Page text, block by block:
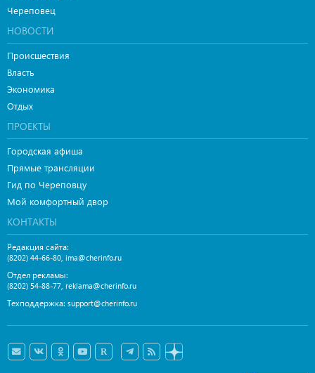
Череповец
НОВОСТИ
Происшествия
Власть
Экономика
Отдых
ПРОЕКТЫ
Городская афиша
Прямые трансляции
Гид по Череповцу
Мой комфортный двор
КОНТАКТЫ
Редакция сайта:
(8202) 44-66-80 ima@cherinfo.ru
Отдел рекламы:
(8202) 54-88-77 reklama@cherinfo.ru
Техподдержка: support@cherinfo.ru